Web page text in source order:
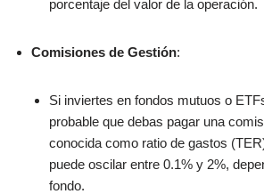
porcentaje del valor de la operación.
Comisiones de Gestión:
Si inviertes en fondos mutuos o
probable que debas pagar una
conocida como ratio de gastos
puede oscilar entre 0.1% y 2%,
fondo.